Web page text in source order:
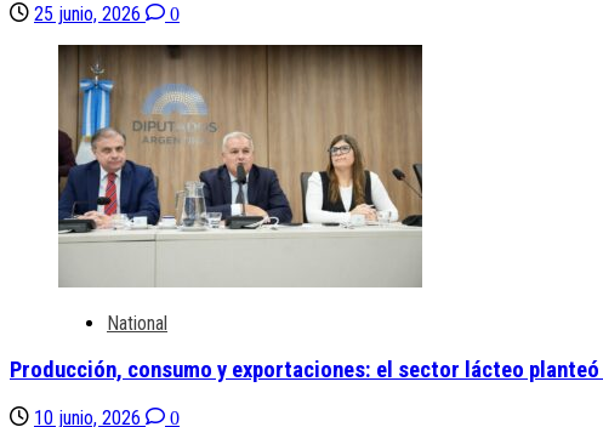
25 junio, 2026 0
National
Producción, consumo y exportaciones: el sector lácteo
10 junio, 2026 0